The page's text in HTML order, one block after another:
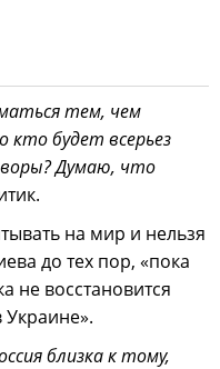
тем, чем
кто будет всерьез
Думаю, что
на мир и нельзя
до тех пор, «пока
не восстановится
Украине».
близка к тому,